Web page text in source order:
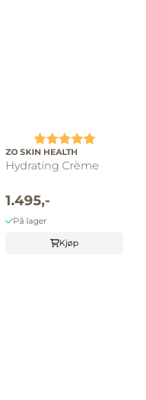
Karakter: 5.0 av 5
ZO SKIN HEALTH
Hydrating Crème
1.495,-
På lager
Kjøp